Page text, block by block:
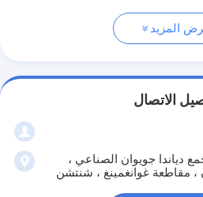
المزيد
الاتصال
، المبنى 17 ، مجمع دياندا جويوان الصناعي ،
، مقاطعة غوانغمينغ ، شنتشن